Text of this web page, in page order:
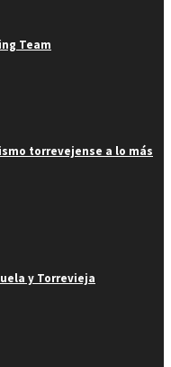
Team
torrevejense a lo más
y Torrevieja